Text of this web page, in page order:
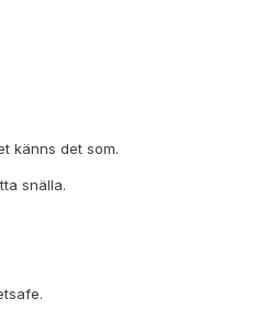
känns det som.
snälla.